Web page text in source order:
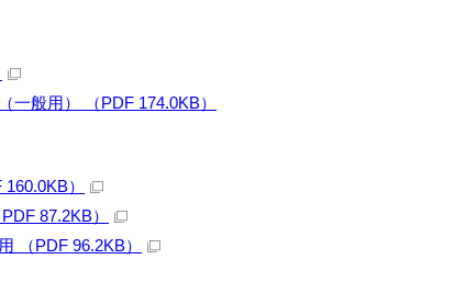
般用） （PDF 174.0KB）
）
87.2KB）
（PDF 96.2KB）